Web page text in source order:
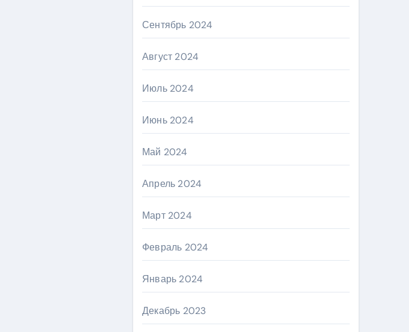
Сентябрь 2024
Август 2024
Июль 2024
Июнь 2024
Май 2024
Апрель 2024
Март 2024
Февраль 2024
Январь 2024
Декабрь 2023